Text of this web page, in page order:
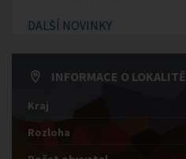
DALŠÍ NOVINKY
INFORMACE O LOKALITĚ
Kraj
Rozloha